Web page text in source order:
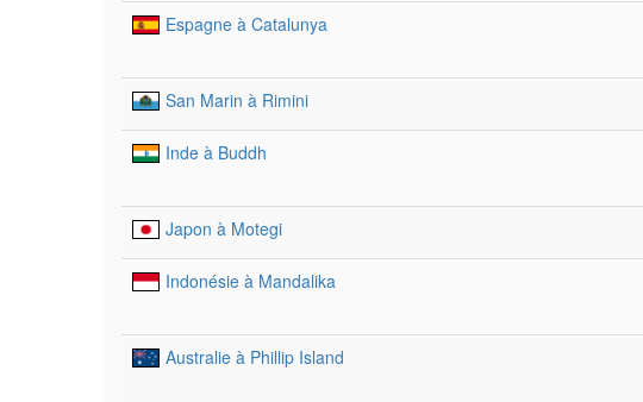
Espagne à Catalunya
San Marin à Rimini
Inde à Buddh
Japon à Motegi
Indonésie à Mandalika
Australie à Phillip Island